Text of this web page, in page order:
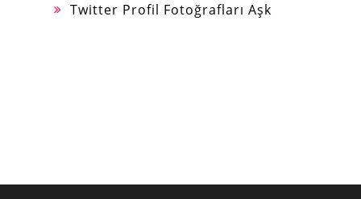
Twitter Profil Fotoğrafları Aşk